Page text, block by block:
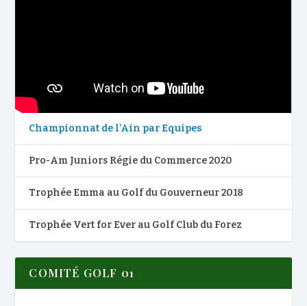
Championnat de l’Ain par Equipes
Pro-Am Juniors Régie du Commerce 2020
Trophée Emma au Golf du Gouverneur 2018
Trophée Vert for Ever au Golf Club du Forez
COMITÉ GOLF 01